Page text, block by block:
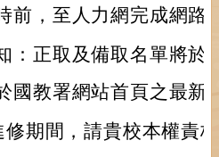
前，至人力網完成網路
：正取及備取名單將於
國教署網站首頁之最新
修期間，請貴校本權責